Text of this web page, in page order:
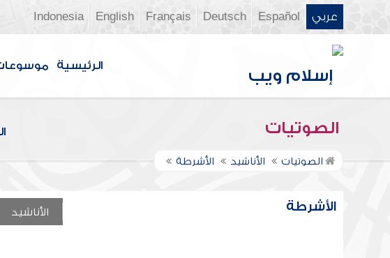
عربي Español
Deutsch
Français
English
Indonesia
الرئيسية
الصوتيات
الصوتيات الأناشيد الأشرطة
الأشرطة الأناشيد